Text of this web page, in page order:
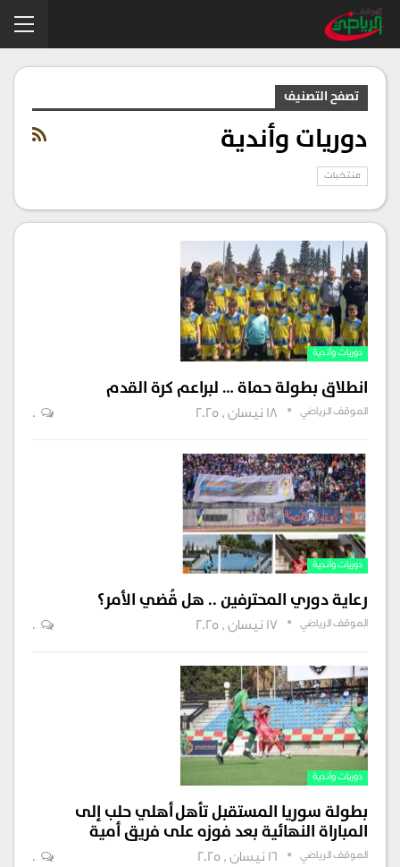
تصفح التصنيف
دوريات وأندية
منتخبات
دوريات وأندية
انطلاق بطولة حماة … لبراعم كرة القدم
الموقف الرياضي 18 نيسان , 2025 0
دوريات وأندية
رعاية دوري المحترفين .. هل قُضي الأمر؟
الموقف الرياضي 17 نيسان , 2025 0
دوريات وأندية
بطولة سوريا المستقبل تأهل أهلي حلب إلى
المباراة النهائية بعد فوزه على فريق أمية
الموقف الرياضي 16 نيسان , 2025 0